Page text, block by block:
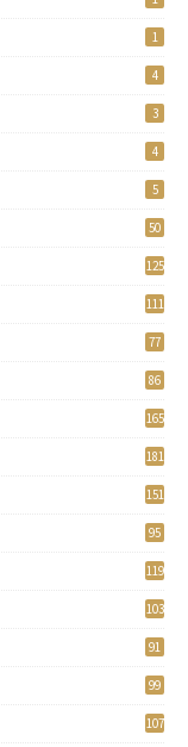
1
4
3
4
5
50
125
111
77
86
165
181
151
95
119
103
91
99
107